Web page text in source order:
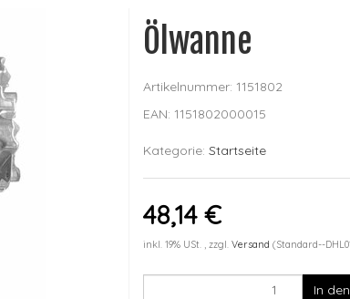
Ölwanne
Artikelnummer: 1151802
EAN: 1151802000015
Kategorie: Startseite
48,14 €
inkl. 19% USt. , zzgl. Versand (Standard--
In